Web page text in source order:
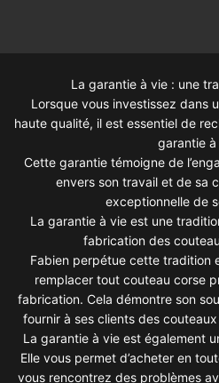
La garantie à vie : une
Lorsque vous investissez dans
haute qualité, il est essentiel de
garantie à
Cette garantie témoigne de
envers son travail et de sa
exceptionnelle de
La garantie à vie est une
fabrication des
Fabien perpétue cette tradition
remplacer tout couteau corse
fabrication. Cela démontre son
fournir à ses clients des
La garantie à vie est également
Elle vous permet d’acheter en
vous rencontrez des problèmes